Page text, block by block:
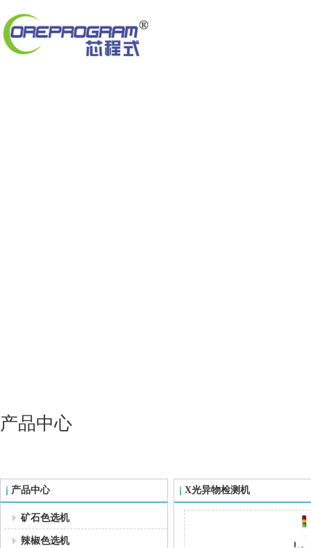
产品中心
产品中心
矿石色选机
辣椒色选机
X光异物检测机